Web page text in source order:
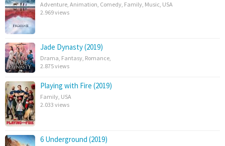
Adventure, Animation, Comedy, Family, Music, USA
2.969 views
Jade Dynasty (2019)
Drama, Fantasy, Romance,
2.875 views
Playing with Fire (2019)
Family, USA
2.033 views
6 Underground (2019)